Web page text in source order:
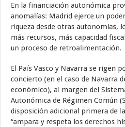
En la financiación autonómica
anomalías: Madrid ejerce un
riqueza desde otras autonomías,
más recursos, más capacidad
un proceso de retroalimentación.
El País Vasco y Navarra se rigen
concierto (en el caso de Navarra
económico), al margen del
Autonómica de Régimen Común
disposición adicional primera de
“ampara y respeta los derechos